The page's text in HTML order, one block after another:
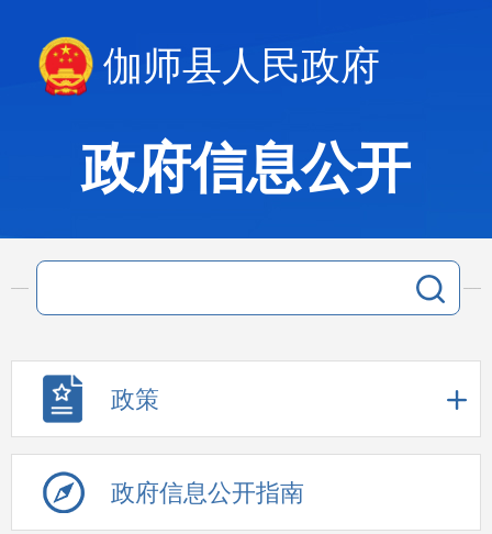
伽师县人民政府
政府信息公开
政策
政府信息公开指南